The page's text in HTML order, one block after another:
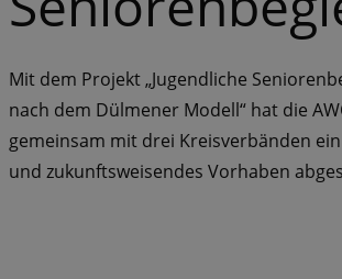
Mit dem Projekt „Jugendliche
nach dem Dülmener Modell“ hat die
gemeinsam mit drei Kreisverbänden
und zukunftsweisendes Vorhaben